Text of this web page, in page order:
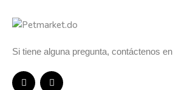
Si tiene alguna pregunta, contáctenos en